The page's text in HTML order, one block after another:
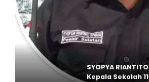
SYOPYA RIANTITO
Kepala Sekolah 11